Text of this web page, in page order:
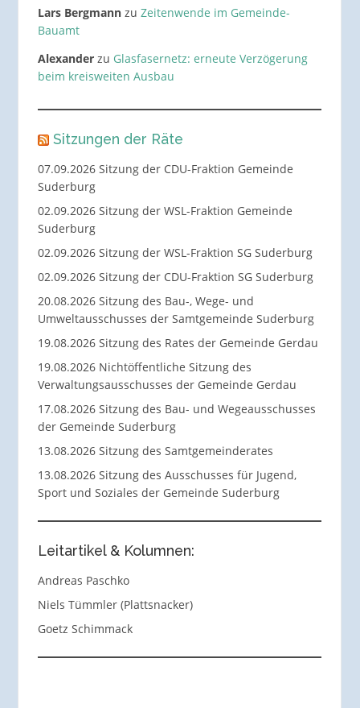
Lars Bergmannzu Zeitenwende im Gemeinde-
Bauamt
Alexanderzu Glasfasernetz: erneute Verzögerung
beim kreisweiten Ausbau
Sitzungen der Räte
07.09.2026 Sitzung der CDU-Fraktion Gemeinde
Suderburg
02.09.2026 Sitzung der WSL-Fraktion Gemeinde
Suderburg
02.09.2026 Sitzung der WSL-Fraktion SG Suderburg
02.09.2026 Sitzung der CDU-Fraktion SG Suderburg
20.08.2026 Sitzung des Bau-, Wege- und
Umweltausschusses der Samtgemeinde Suderburg
19.08.2026 Sitzung des Rates der Gemeinde Gerdau
19.08.2026 Nichtöffentliche Sitzung des
Verwaltungsausschusses der Gemeinde Gerdau
17.08.2026 Sitzung des Bau- und Wegeausschusses
der Gemeinde Suderburg
13.08.2026 Sitzung des Samtgemeinderates
13.08.2026 Sitzung des Ausschusses für Jugend,
Sport und Soziales der Gemeinde Suderburg
Leitartikel & Kolumnen:
Andreas Paschko
Niels Tümmler (Plattsnacker)
Goetz Schimmack